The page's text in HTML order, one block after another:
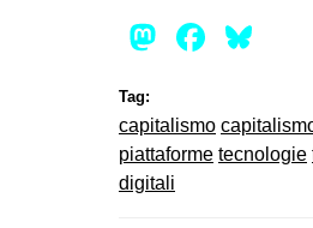
Mastodon
Tag:
capitalismo
piattaforme tecnologie
digitali